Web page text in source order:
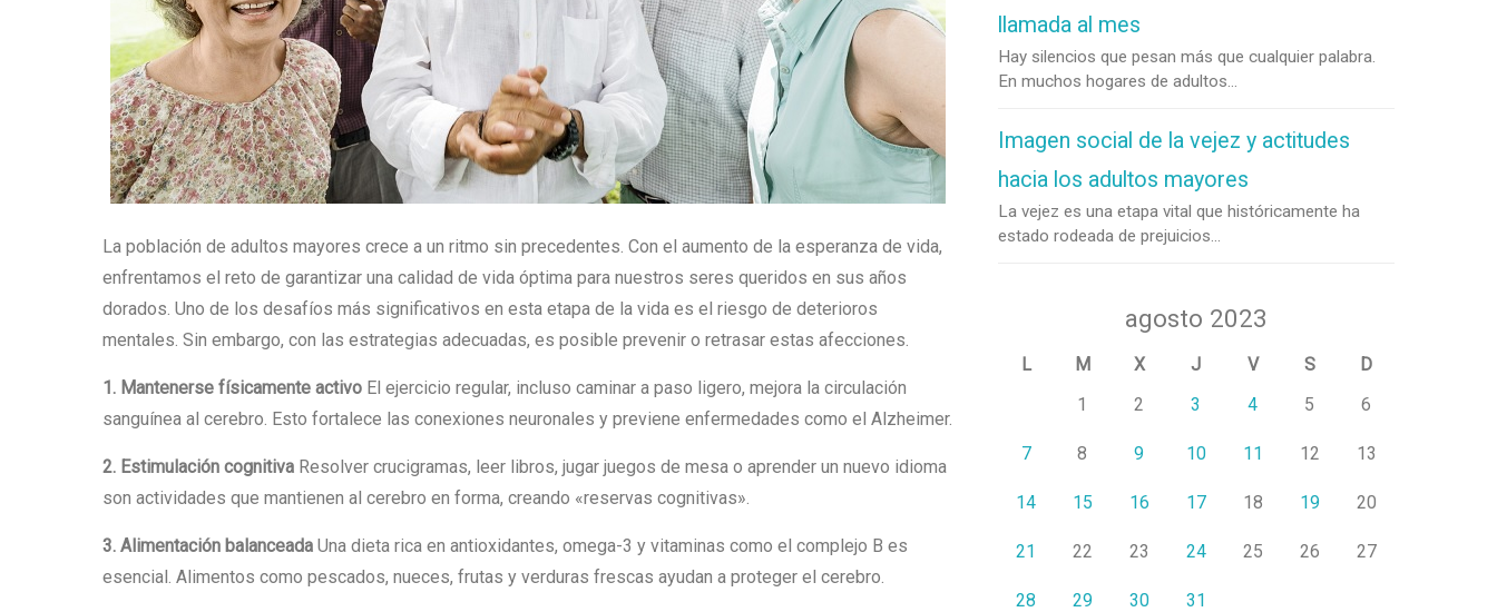
La población de adultos mayores crece a un ritmo sin precedentes. Con el aumento de la esperanza de vida,
enfrentamos el reto de garantizar una calidad de vida óptima para nuestros seres queridos en sus años
dorados. Uno de los desafíos más significativos en esta etapa de la vida es el riesgo de deterioros
mentales. Sin embargo, con las estrategias adecuadas, es posible prevenir o retrasar estas afecciones.
1. Mantenerse físicamente activo El ejercicio regular, incluso caminar a paso ligero, mejora la circulación
sanguínea al cerebro. Esto fortalece las conexiones neuronales y previene enfermedades como el Alzheimer.
2. Estimulación cognitiva Resolver crucigramas, leer libros, jugar juegos de mesa o aprender un nuevo idioma
son actividades que mantienen al cerebro en forma, creando «reservas cognitivas».
3. Alimentación balanceada Una dieta rica en antioxidantes, omega-3 y vitaminas como el complejo B es
esencial. Alimentos como pescados, nueces, frutas y verduras frescas ayudan a proteger el cerebro.
llamada al mes
Hay silencios que pesan más que cualquier palabra.
En muchos hogares de adultos...
Imagen social de la vejez y actitudes
hacia los adultos mayores
La vejez es una etapa vital que históricamente ha
estado rodeada de prejuicios...
agosto 2023
L M X J V S
D
1
2 3 4 5 6
7 8 9 10 11 12 13
14 15 16 17 18 19 20
21 22 23 24 25 26 27
28 29 30 31